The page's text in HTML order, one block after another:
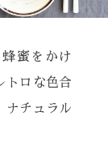
蜜をかけ
トロな色合
ナチュラル